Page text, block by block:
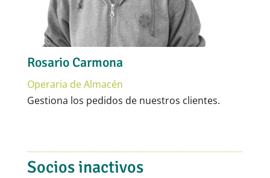
Rosario Carmona
Operaria de Almacén
Gestiona los pedidos de nuestros clientes.
Socios inactivos